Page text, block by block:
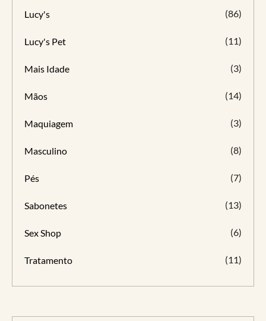
Lucy's (86)
Lucy's Pet (11)
Mais Idade (3)
Mãos (14)
Maquiagem (3)
Masculino (8)
Pés (7)
Sabonetes (13)
Sex Shop (6)
Tratamento (11)